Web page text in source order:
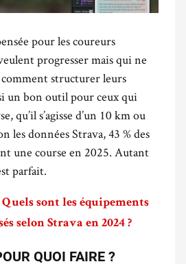
pour les coureurs
progresser mais qui ne
structurer leurs
un bon outil pour ceux qui
qu’il s’agisse d’un 10 km ou
les données Strava, 43 % des
une course en 2025. Autant
parfait.
Quels sont les équipements
selon Strava en 2024 ?
QUOI FAIRE ?